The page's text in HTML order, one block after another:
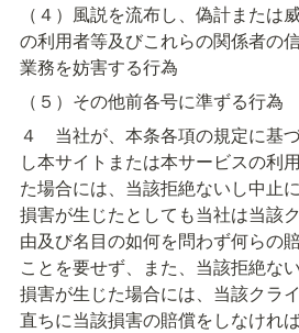
（４）風説を流布し、偽計または
の利用者等及びこれらの関係者の
業務を妨害する行為
（５）その他前各号に準ずる行為
４　当社が、本条各項の規定に基
し本サイトまたは本サービスの利
た場合には、当該拒絶ないし中止
損害が生じたとしても当社は当該
由及び名目の如何を問わず何らの
ことを要せず、また、当該拒絶な
損害が生じた場合には、当該クラ
直ちに当該損害の賠償をしなければ